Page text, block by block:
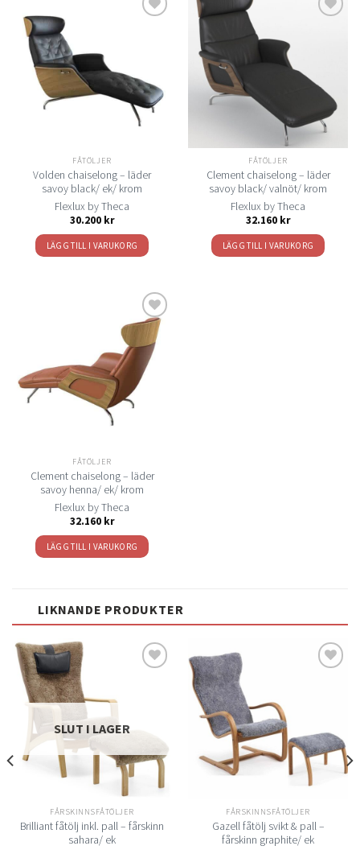
FÅTÖLJER
Volden chaiselong – läder
savoy black/ ek/ krom
Flexlux by Theca
30.200 kr
LÄGG TILL I VARUKORG
önskelistan
FÅTÖLJER
Clement chaiselong – läder
savoy black/ valnöt/ krom
Flexlux by Theca
32.160 kr
LÄGG TILL I VARUKORG
Lägg
till i
önskelistan
FÅTÖLJER
Clement chaiselong – läder
savoy henna/ ek/ krom
Flexlux by Theca
32.160 kr
LÄGG TILL I VARUKORG
LIKNANDE PRODUKTER
SLUT I LAGER
FÅRSKINNSFÅTÖLJER
Brilliant fåtölj inkl. pall – fårskinn
sahara/ ek
FÅRSKINNSFÅTÖLJER
Gazell fåtölj svikt & pall –
fårskinn graphite/ ek